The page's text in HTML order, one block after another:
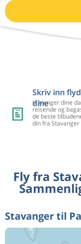
Skriv inn
dine
Vi trenger dine
reisende og
de beste
din fra
Fly fra
Stavanger til